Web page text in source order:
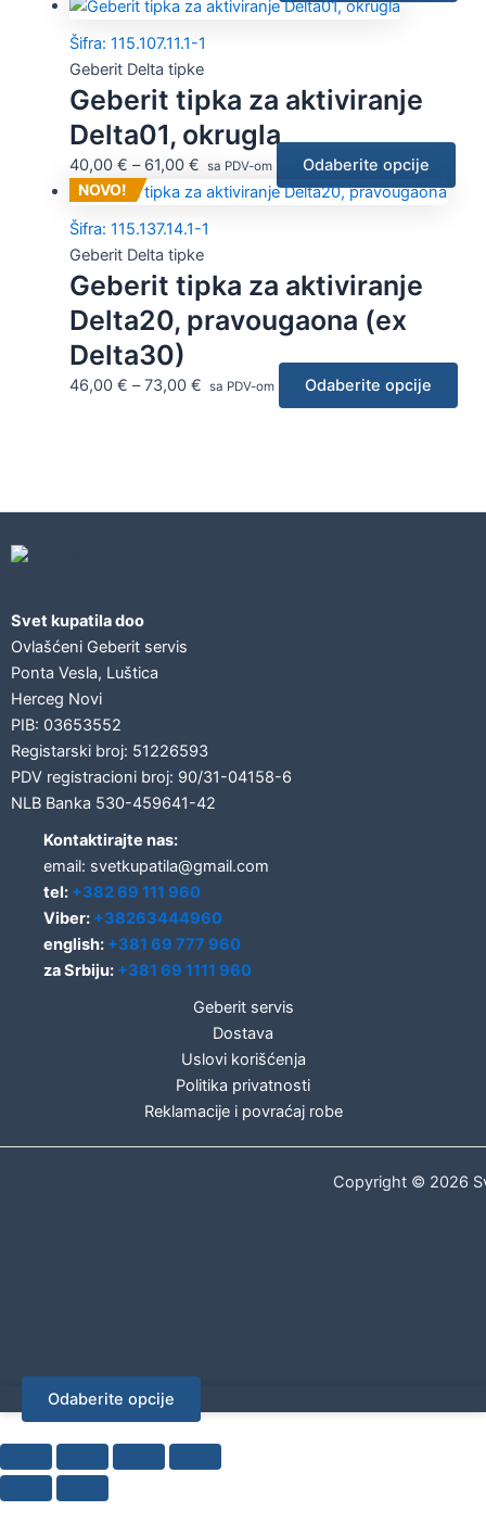
Šifra: 115.107.11.1-1
Geberit Delta tipke
Geberit tipka za aktiviranje
Delta01, okrugla
40,00 € – 61,00 € sa PDV-om Odaberite opcije
NOVO!
Šifra: 115.137.14.1-1
Geberit Delta tipke
Geberit tipka za aktiviranje
Delta20, pravougaona (ex
Delta30)
46,00 € –73,00 € sa PDV-om Odaberite opcije
Svet kupatila doo
Ovlašćeni Geberit servis
Ponta Vesla, Luštica
Herceg Novi
PIB: 03653552
Registarski broj: 51226593
PDV registracioni broj: 90/31-04158-6
NLB Banka 530-459641-42
Kontaktirajte nas:
email: svetkupatila@gmail.com
tel: +382 69 111 960
Viber: +38263444960
english: +381 69 777 960
za Srbiju: +381 69 1111 960
Geberit servis
Dostava
Uslovi korišćenja
Politika privatnosti
Reklamacije i povraćaj robe
Copyright © 2026
Odaberite opcije